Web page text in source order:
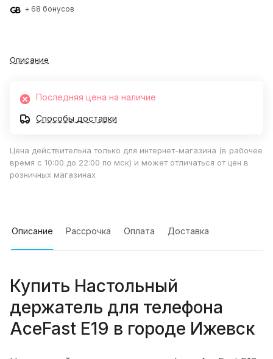
+ 68 бонусов
Описание
Последняя цена на наличие
Способы доставки
Цена действительна только для интернет-магазина (в рабочее
время с 10:00 до 22:00 по мск) и может отличаться от цен в
розничных магазинах
Описание Рассрочка Оплата Доставка
Купить Настольный
держатель для телефона
AceFast E19 в городе Ижевск